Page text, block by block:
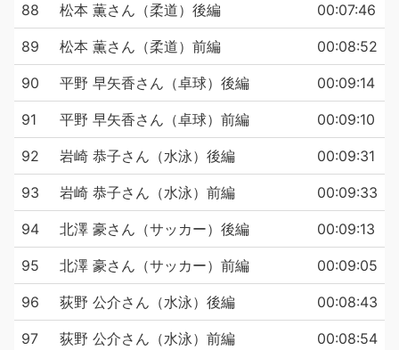
88 松本 薫さん（柔道）後編 00:07:46
89 松本 薫さん（柔道）前編 00:08:52
90 平野 早矢香さん（卓球）後編 00:09:14
91 平野 早矢香さん（卓球）前編 00:09:10
92 岩崎 恭子さん（水泳）後編 00:09:31
93 岩崎 恭子さん（水泳）前編 00:09:33
94 北澤 豪さん（サッカー）後編 00:09:13
95 北澤 豪さん（サッカー）前編 00:09:05
96 荻野 公介さん（水泳）後編 00:08:43
97 荻野 公介さん（水泳）前編 00:08:54